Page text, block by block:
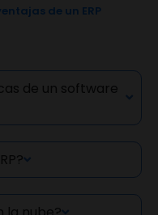
de un ERP
de un software